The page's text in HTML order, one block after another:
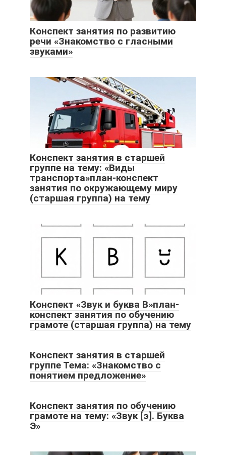
Конспект занятия по развитию
речи «Знакомство с гласными
звуками»
Конспект занятия в старшей
группе на тему: «Виды
транспорта»план-конспект
занятия по окружающему миру
(старшая группа) на тему
Конспект «Звук и буква В»план-
конспект занятия по обучению
грамоте (старшая группа) на тему
Конспект занятия в старшей
группе Тема: «Знакомство с
понятием предложение»
Конспект занятия по обучению
грамоте на тему: «Звук [э]. Буква
Э»